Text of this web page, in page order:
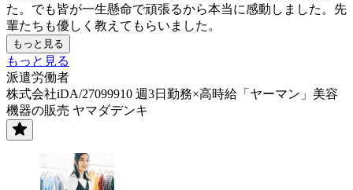
た。でも皆が一生懸命で頑張るから本当に感動しました。先
輩たちも優しく教えてもらいました。
もっと見る
もっと見る
派遣労働者
株式会社iDA/27099910 週3日勤務×高時給「ヤーマン」美容
機器の販売 ヤマダデンキ